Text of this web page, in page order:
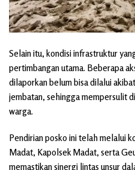
Selain itu, kondisi infrastruktur
pertimbangan utama. Beberapa
dilaporkan belum bisa dilalui
jembatan, sehingga mempersulit
warga.
Pendirian posko ini telah melalui
Madat, Kapolsek Madat, serta
memastikan sinergi lintas unsur